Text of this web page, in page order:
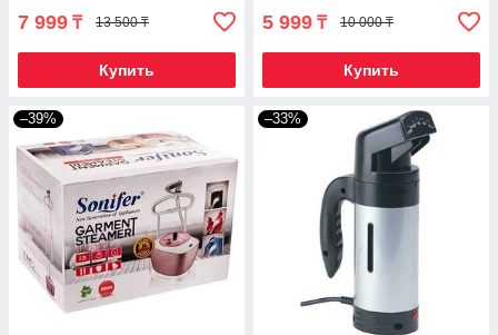
7 999 ₸ 13 500 ₸
Купить
5 999 ₸ 10 000 ₸
Купить
–39% –33%